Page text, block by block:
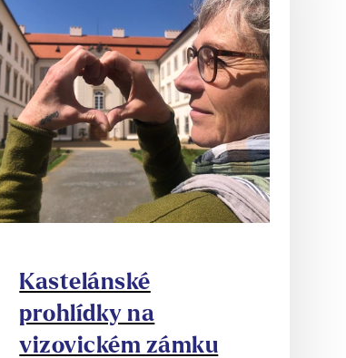
Kastelánské
prohlídky na
vizovickém zámku